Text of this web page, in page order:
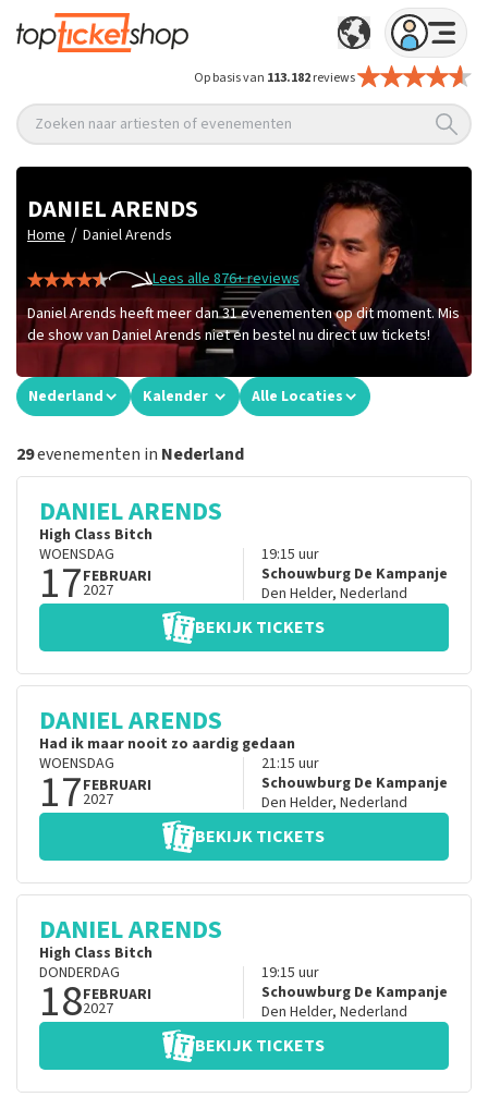
Op basis van 113.182reviews
Zoeken naar artiesten of evenementen
DANIEL ARENDS
Home / Daniel Arends
Lees alle 876+ reviews
Daniel Arends heeft meer dan 31 evenementen op dit moment. Mis
de show van Daniel Arends niet en bestel nu direct uw tickets!
Nederland Kalender Alle Locaties
29evenementen in Nederland
DANIEL ARENDS
High Class Bitch
WOENSDAG
17FEBRUARI
2027
19:15 uur
Schouwburg De Kampanje
Den Helder, Nederland
BEKIJK TICKETS
DANIEL ARENDS
Had ik maar nooit zo aardig gedaan
WOENSDAG
17FEBRUARI
2027
21:15 uur
Schouwburg De Kampanje
Den Helder, Nederland
BEKIJK TICKETS
DANIEL ARENDS
High Class Bitch
DONDERDAG
18FEBRUARI
2027
19:15 uur
Schouwburg De Kampanje
Den Helder, Nederland
BEKIJK TICKETS